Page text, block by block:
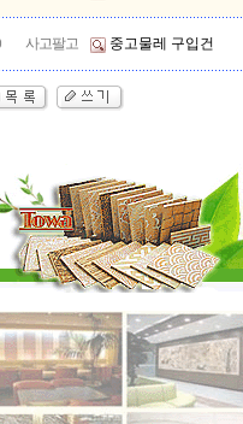
사고팔고 중고물레 구입건